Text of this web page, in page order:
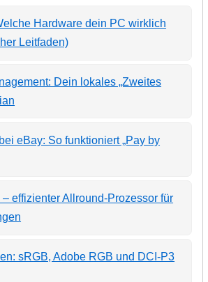
Hardware dein PC wirklich
Leitfaden)
Dein lokales „Zweites
eBay: So funktioniert „Pay by
– effizienter Allround-Prozessor für
sRGB, Adobe RGB und DCI-P3